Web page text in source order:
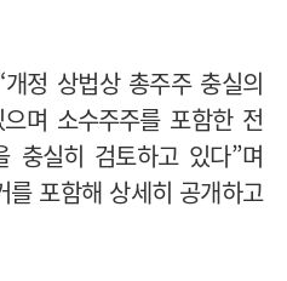
정 상법상 총주주 충실의
며 소수주주를 포함한 전
충실히 검토하고 있다”며
포함해 상세히 공개하고